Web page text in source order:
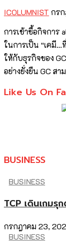
ICOLUMNIST กรก
การเข้าซื้อกิจการ
ในการเป็น “เคมี…
ให้กับธุรกิจของ
อย่างยั่งยืน GC ส
Like Us On
BUSINESS
BUSINESS
TCP เดินเกม
กรกฎาคม 23,
BUSINESS